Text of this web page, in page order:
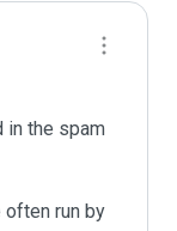
in the spam
run by